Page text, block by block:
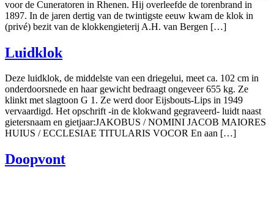
voor de Cuneratoren in Rhenen. Hij overleefde de torenbrand in
1897. In de jaren dertig van de twintigste eeuw kwam de klok in
(privé) bezit van de klokkengieterij A.H. van Bergen […]
Luidklok
Deze luidklok, de middelste van een driegelui, meet ca. 102 cm in
onderdoorsnede en haar gewicht bedraagt ongeveer 655 kg. Ze
klinkt met slagtoon G 1. Ze werd door Eijsbouts-Lips in 1949
vervaardigd. Het opschrift -in de klokwand gegraveerd- luidt naast
gietersnaam en gietjaar:JAKOBUS / NOMINI JACOB MAIORES
HUIUS / ECCLESIAE TITULARIS VOCOR En aan […]
Doopvont